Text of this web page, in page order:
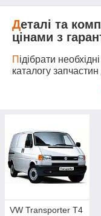
Деталі та
цінами з
П ідібрати
каталогу
логістичними
Ми підберемо
деталі
Для цього вам
+380 (67) 505-
VW Transporter T4